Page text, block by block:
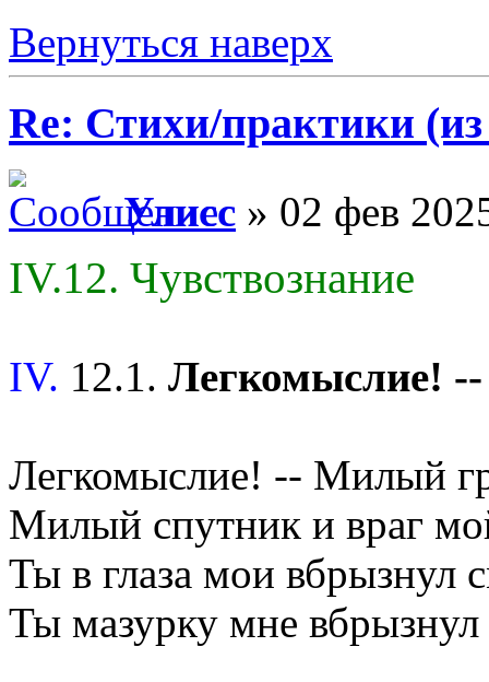
Вернуться наверх
Re: Стихи/практики
Улисс » 02 фев
IV.12. Чувствознание
IV. 12.1. Легкомыслие!
Легкомыслие! -- Милый
Милый спутник и враг
Ты в глаза мои вбрызнул
Ты мазурку мне